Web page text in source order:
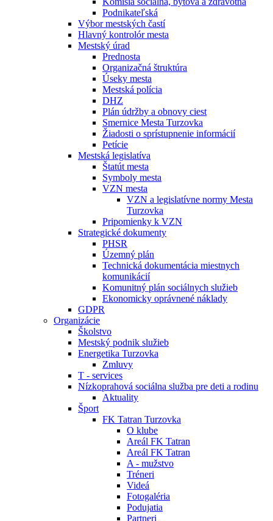
Podnikateľská
Výbor mestských častí
Hlavný kontrolór mesta
Mestský úrad
Prednosta
Organizačná štruktúra
Úseky mesta
Mestská polícia
DHZ
Plán údržby a obnovy ciest
Smernice Mesta Turzovka
Žiadosti o sprístupnenie informácií
Petície
Mestská legislatíva
Štatút mesta
Symboly mesta
VZN mesta
VZN a legislatívne normy Mesta
Turzovka
Pripomienky k VZN
Strategické dokumenty
PHSR
Územný plán
Technická dokumentácia miestnych
komunikácií
Komunitný plán sociálnych služieb
Ekonomicky oprávnené náklady
GDPR
Organizácie
Školstvo
Mestský podnik služieb
Energetika Turzovka
Zmluvy
T - services
Nízkoprahová sociálna služba pre deti a rodinu
Aktuality
Šport
FK Tatran Turzovka
O klube
Areál FK Tatran
Areál FK Tatran
A - mužstvo
Tréneri
Videá
Fotogaléria
Podujatia
Partneri